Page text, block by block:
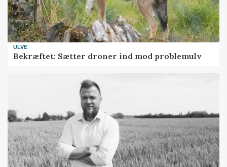
ULVE
Bekræftet: Sætter droner ind mod problemulv